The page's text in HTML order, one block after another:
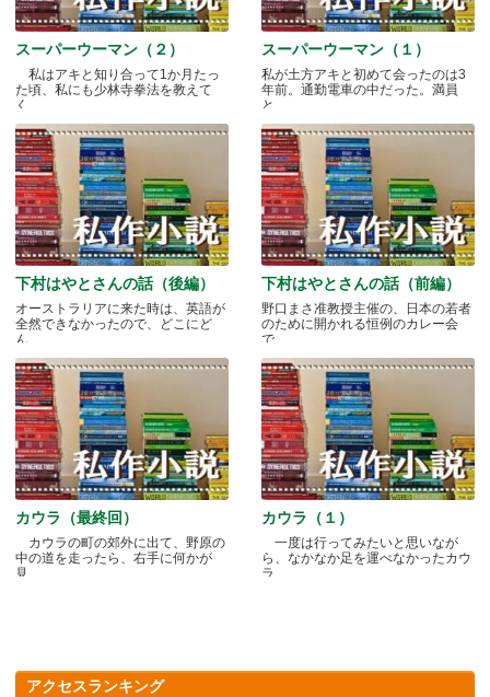
スーパーウーマン（２）
私はアキと知り合って1か月たっ
た頃、私にも少林寺拳法を教えて
く.....
スーパーウーマン（１）
私が土方アキと初めて会ったのは3
年前。通勤電車の中だった。満員
と.....
下村はやとさんの話（後編）
オーストラリアに来た時は、英語が
全然できなかったので、どこにど
ん.....
下村はやとさんの話（前編）
野口まさ准教授主催の、日本の若者
のために開かれる恒例のカレー会
で.....
カウラ（最終回）
カウラの町の郊外に出て、野原の
中の道を走ったら、右手に何かが
見.....
カウラ（１）
一度は行ってみたいと思いなが
ら、なかなか足を運べなかったカウ
ラ.....
アクセスランキング